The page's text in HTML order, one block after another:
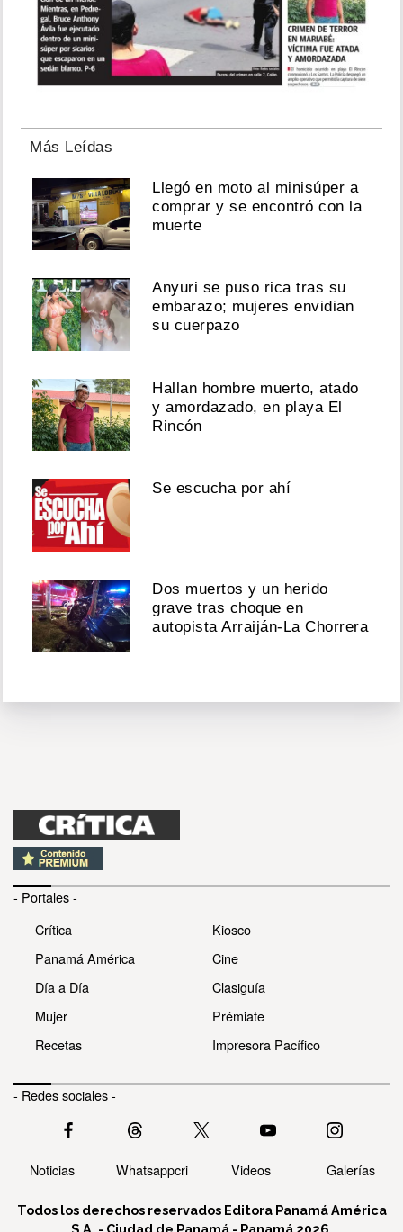
Más Leídas
Llegó en moto al minisúper a
comprar y se encontró con la
muerte
Anyuri se puso rica tras su
embarazo; mujeres envidian
su cuerpazo
Hallan hombre muerto, atado
y amordazado, en playa El
Rincón
Se escucha por ahí
Dos muertos y un herido
grave tras choque en
autopista Arraiján-La Chorrera
- Portales -
Crítica
Panamá América
Día a Día
Mujer
Recetas
Kiosco
Cine
Clasiguía
Prémiate
Impresora Pacífico
- Redes sociales -
Noticias Whatsappcri Videos Galerías
Todos los derechos reservados Editora Panamá América